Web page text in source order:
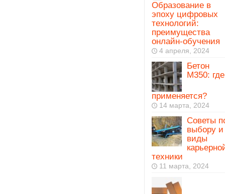
Образование в
эпоху цифровых
технологий:
преимущества
онлайн-обучения
4 апреля, 2024
Бетон
М350: где
применяется?
14 марта, 2024
Советы
выбору и
виды
техники
11 марта, 2024